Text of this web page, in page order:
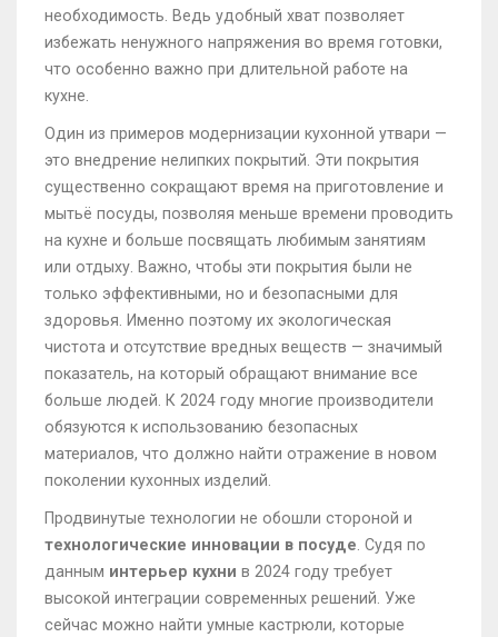
необходимость. Ведь удобный хват позволяет
избежать ненужного напряжения во время готовки,
что особенно важно при длительной работе на
кухне.
Один из примеров модернизации кухонной утвари —
это внедрение нелипких покрытий. Эти покрытия
существенно сокращают время на приготовление и
мытьё посуды, позволяя меньше времени проводить
на кухне и больше посвящать любимым занятиям
или отдыху. Важно, чтобы эти покрытия были не
только эффективными, но и безопасными для
здоровья. Именно поэтому их экологическая
чистота и отсутствие вредных веществ — значимый
показатель, на который обращают внимание все
больше людей. К 2024 году многие производители
обязуются к использованию безопасных
материалов, что должно найти отражение в новом
поколении кухонных изделий.
Продвинутые технологии не обошли стороной и
технологические инновации в посуде . Судя по
данным интерьер кухни в 2024 году требует
высокой интеграции современных решений. Уже
сейчас можно найти умные кастрюли, которые